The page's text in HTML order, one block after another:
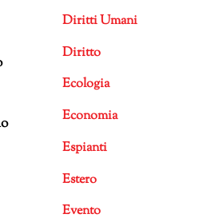
Diritti Umani
Diritto
Ecologia
Economia
Espianti
Estero
Evento